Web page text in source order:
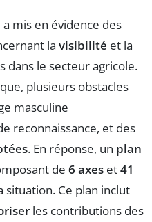
mis en évidence des
la visibilité et la
dans le secteur agricole.
plusieurs obstacles
masculine
reconnaissance, et des
. En réponse, un plan
de 6 axes et41
situation. Ce plan inclut
les contributions des